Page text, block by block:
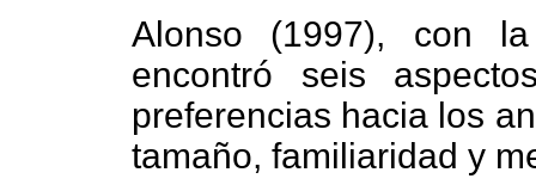
Alonso (1997), con
encontró seis
preferencias hacia los
tamaño, familiaridad y